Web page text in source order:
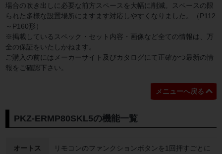
場合の吹き出しに必要な前方スペースを大幅に削減。スペースの限
られた多様な設置場所にますます対応しやすくなりました。（P112
～P160形）
※掲載しているスペック・セット内容・画像など全ての情報は、万
全の保証をいたしかねます。
ご購入の前にはメーカーサイト及びカタログにて正確かつ最新の情
報をご確認下さい。
メニューへ戻る
PKZ-ERMP80SKL5の機能一覧
オートス
リモコンのファンクションボタンを1回押すごとに